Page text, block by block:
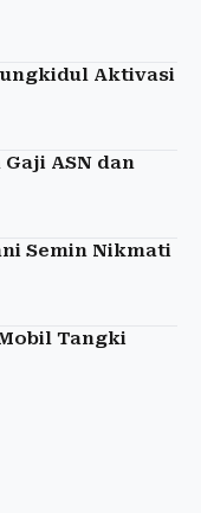
Aktivasi
ASN dan
Semin Nikmati
Tangki